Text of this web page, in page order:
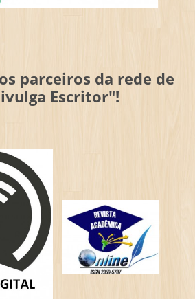
parceiros da rede de
Escritor"!